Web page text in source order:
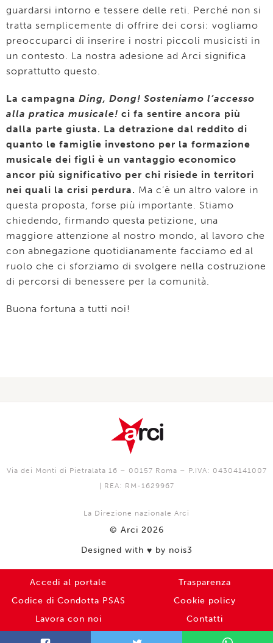
guardarsi intorno e tessere delle reti. Perché non si
tratta semplicemente di offrire dei corsi: vogliamo
preoccuparci di inserire i nostri piccoli musicisti in
un contesto. La nostra adesione ad Arci significa
soprattutto questo.
La campagna Ding, Dong! Sosteniamo l’accesso
alla pratica musicale! ci fa sentire ancora più
dalla parte giusta. La detrazione dal reddito di
quanto le famiglie investono per la formazione
musicale dei figli è un vantaggio economico
ancor più significativo per chi risiede in territori
nei quali la crisi perdura. Ma c’è un altro valore in
questa proposta, forse più importante. Stiamo
chiedendo, firmando questa petizione, una
maggiore attenzione al nostro mondo, al lavoro che
con abnegazione quotidianamente facciamo ed al
ruolo che ci sforziamo di svolgere nella costruzione
di percorsi di benessere per la comunità.
Buona fortuna a tutti noi!
Via dei Monti di Pietralata 16 – 00157 Roma – P.IVA: 04304141007
| REA: RM-1629967
La Direzione nazionale Arci
© Arci 2026
Designed with ♥️ by nois3
Accedi al portale
Trasparenza
Codice di Condotta PSAS
Cookie policy
Lavora con noi
Contatti